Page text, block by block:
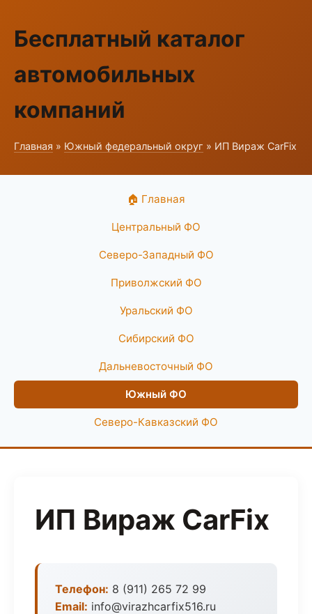
Бесплатный каталог
автомобильных
компаний
Главная » Южный федеральный округ » ИП Вираж CarFix
🏠 Главная
Центральный ФО
Северо-Западный ФО
Приволжский ФО
Уральский ФО
Сибирский ФО
Дальневосточный ФО
Южный ФО
Северо-Кавказский ФО
ИП Вираж CarFix
Телефон: 8 (911) 265 72 99
Email: info@virazhcarfix516.ru